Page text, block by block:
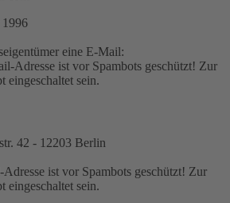
1996
eine E-Mail:
Adresse ist vor Spambots geschützt! Zur
eingeschaltet sein.
42 - 12203 Berlin
ist vor Spambots geschützt! Zur
eingeschaltet sein.